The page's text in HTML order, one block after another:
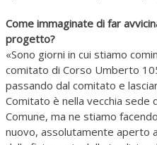
Come immaginate di far
progetto?
«Sono giorni in cui stiamo
comitato di Corso Umberto
passando dal comitato e
Comitato è nella vecchia sede
Comune, ma ne stiamo
nuovo, assolutamente aperto